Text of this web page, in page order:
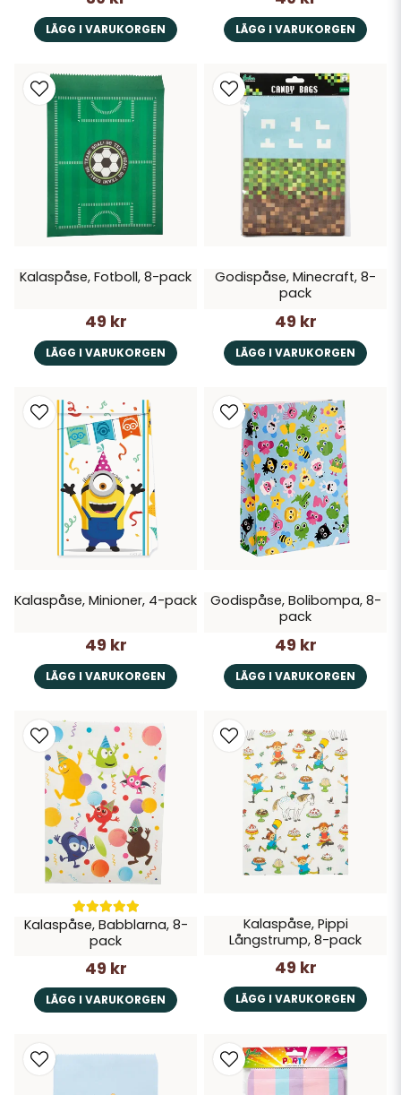
LÄGG I VARUKORGEN LÄGG I VARUKORGEN
Kalaspåse, Fotboll, 8-pack
49 kr
LÄGG I VARUKORGEN
Godispåse, Minecraft, 8-
pack
49 kr
LÄGG I VARUKORGEN
Kalaspåse, Minioner, 4-pack
49 kr
LÄGG I VARUKORGEN
Godispåse, Bolibompa, 8-
pack
49 kr
LÄGG I VARUKORGEN
Kalaspåse, Babblarna, 8-
pack
49 kr
LÄGG I VARUKORGEN
Kalaspåse, Pippi
Långstrump, 8-pack
49 kr
LÄGG I VARUKORGEN